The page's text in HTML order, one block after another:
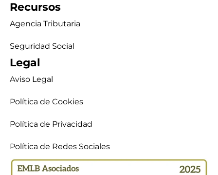
Recursos
Agencia Tributaria
Seguridad Social
Legal
Aviso Legal
Política de Cookies
Política de Privacidad
Política de Redes Sociales